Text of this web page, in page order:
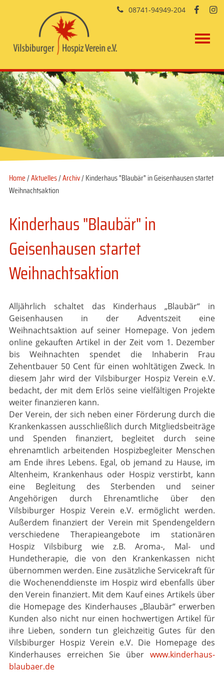
Home/Aktuelles/Archiv/ Kinderhaus "Blaubär" in Geisenhausen startet
Weihnachtsaktion
Kinderhaus "Blaubär" in
Geisenhausen startet
Weihnachtsaktion
Alljährlich schaltet das Kinderhaus „Blaubär“ in
Geisenhausen in der Adventszeit eine
Weihnachtsaktion auf seiner Homepage. Von jedem
online gekauften Artikel in der Zeit vom 1. Dezember
bis Weihnachten spendet die Inhaberin Frau
Zehentbauer 50 Cent für einen wohltätigen Zweck. In
diesem Jahr wird der Vilsbiburger Hospiz Verein e.V.
bedacht, der mit dem Erlös seine vielfältigen Projekte
weiter finanzieren kann.
Der Verein, der sich neben einer Förderung durch die
Krankenkassen ausschließlich durch Mitgliedsbeiträge
und Spenden finanziert, begleitet durch seine
ehrenamtlich arbeitenden Hospizbegleiter Menschen
am Ende ihres Lebens. Egal, ob jemand zu Hause, im
Altenheim, Krankenhaus oder Hospiz verstirbt, kann
eine Begleitung des Sterbenden und seiner
Angehörigen durch Ehrenamtliche über den
Vilsbiburger Hospiz Verein e.V. ermöglicht werden.
Außerdem finanziert der Verein mit Spendengeldern
verschiedene Therapieangebote im stationären
Hospiz Vilsbiburg wie z.B. Aroma-, Mal- und
Hundetherapie, die von den Krankenkassen nicht
übernommen werden. Eine zusätzliche Servicekraft für
die Wochenenddienste im Hospiz wird ebenfalls über
den Verein finanziert. Mit dem Kauf eines Artikels über
die Homepage des Kinderhauses „Blaubär“ erwerben
Kunden also nicht nur einen hochwertigen Artikel für
ihre Lieben, sondern tun gleichzeitig Gutes für den
Vilsbiburger Hospiz Verein e.V. Die Homepage des
Kinderhauses erreichen Sie überwww.kinderhaus-
blaubaer.de
08741-94949-204  